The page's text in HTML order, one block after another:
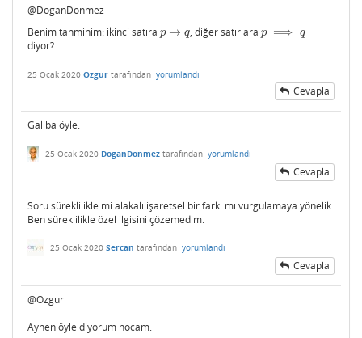
@DoganDonmez
Benim tahminim: ikinci satıra p → q
p→q , diğer satırlarap ⟹ q
p⟹q
diyor?
25 Ocak 2020 Ozgur tarafından yorumlandı
Cevapla
Galiba öyle.
25 Ocak 2020 DoganDonmez tarafından yorumlandı
Cevapla
Soru süreklilikle mi alakalı işaretsel bir farkı mı vurgulamaya yönelik.
Ben süreklilikle özel ilgisini çözemedim.
25 Ocak 2020 Sercan tarafından yorumlandı
Cevapla
@Ozgur
Aynen öyle diyorum hocam.